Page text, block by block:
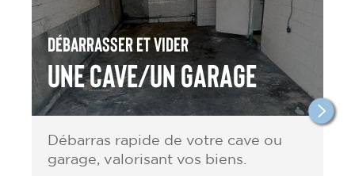
Débarrasser et vider
une cave/un garage
Débarras rapide de votre cave ou
garage, valorisant vos biens.